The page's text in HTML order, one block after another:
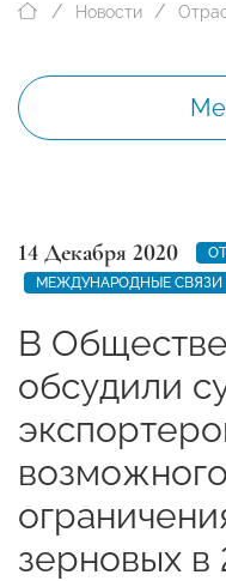
Новости
14 Декабря 2020
МЕЖДУНАРОДНЫЕ СВЯЗИ
В
обсудили
зерновых в